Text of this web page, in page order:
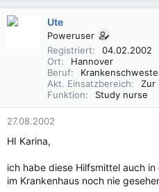
Ute
Poweruser
Registriert
04.02.2002
Ort
Hannover
Beruf
Akt. Einsatzbereich
Zur
Funktion
Study nurse
27.08.2002
HI Karina,
ich habe diese Hilfsmittel auch
im Krankenhaus noch nie